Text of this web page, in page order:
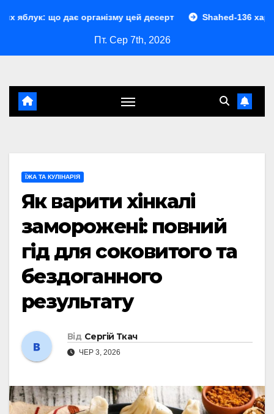
організму цей десерт Shahed-136 характеристики:
Пт. Сер 7th, 2026
ЇЖА ТА КУЛІНАРІЯ
Як варити хінкалі
заморожені: повний
гід для соковитого та
бездоганного
результату
Від Сергій Ткач
ЧЕР 3, 2026